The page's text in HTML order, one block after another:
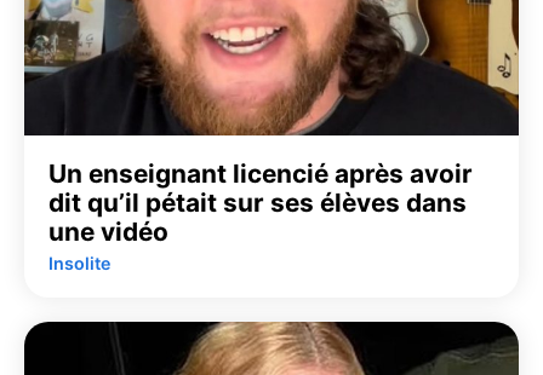
Un enseignant licencié après avoir
dit qu’il pétait sur ses élèves dans
une vidéo
Insolite